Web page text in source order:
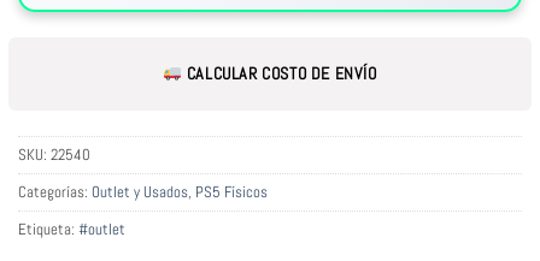
CALCULAR COSTO DE ENVÍO
SKU: 22540
Categorías: Outlet y Usados, PS5 Físicos
Etiqueta: #outlet